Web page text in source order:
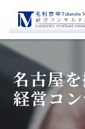
名古屋
経営コ